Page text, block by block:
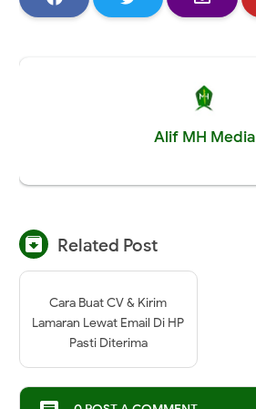
Alif MH Media
 Related Post
Cara Buat CV & Kirim
Lamaran Lewat Email Di HP
Pasti Diterima